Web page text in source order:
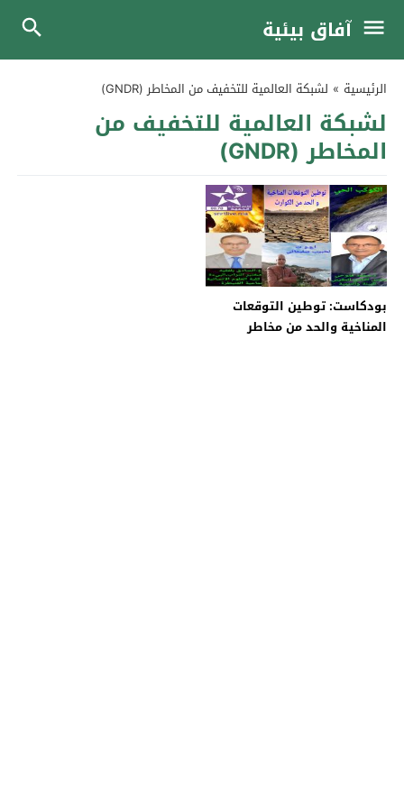
آفاق بيئية
الرئيسية » لشبكة العالمية للتخفيف من المخاطر (GNDR)
لشبكة العالمية للتخفيف من
المخاطر (GNDR)
بودكاست: توطين التوقعات
المناخية والحد من مخاطر